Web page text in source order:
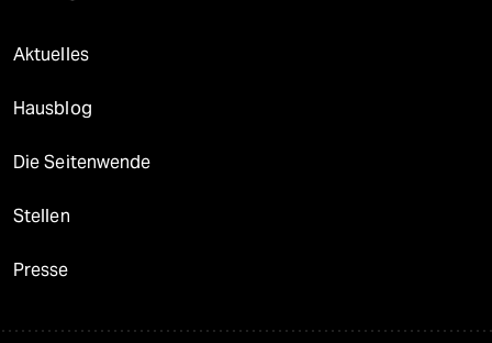
Aktuelles
Hausblog
Die Seitenwende
Stellen
Presse